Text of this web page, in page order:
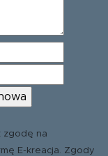
zgodę na
E-kreacja. Zgody